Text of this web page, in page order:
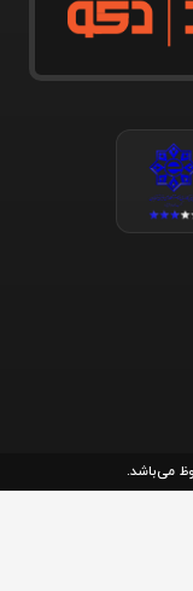
می‌باشد.